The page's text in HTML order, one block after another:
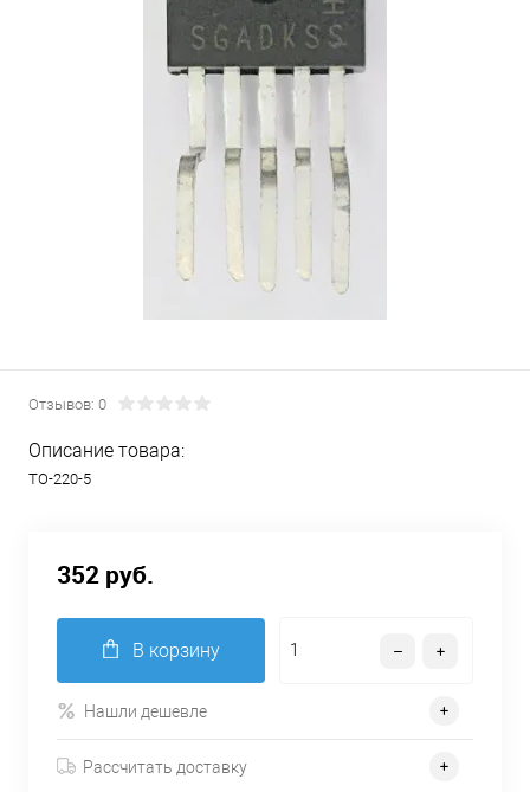
Отзывов: 0
Описание товара:
TO-220-5
352 руб.
В корзину
Нашли дешевле
Рассчитать доставку